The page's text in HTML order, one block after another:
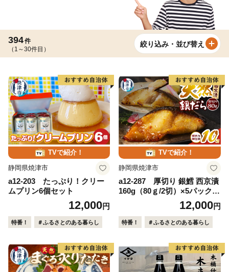
394件
（1～30件目）
絞り込み・並び替え
TVで紹介！
静岡県焼津市
a12-203 たっぷり！クリー
ムプリン6個セット
12,000円
特番！ ＃ふるさとのある暮らし
TVで紹介！
静岡県焼津市
a12-287 厚切り 銀鱈 西京漬
160g（80ｇ/2切）×5パック
12,000円
特番！ ＃ふるさとのある暮らし